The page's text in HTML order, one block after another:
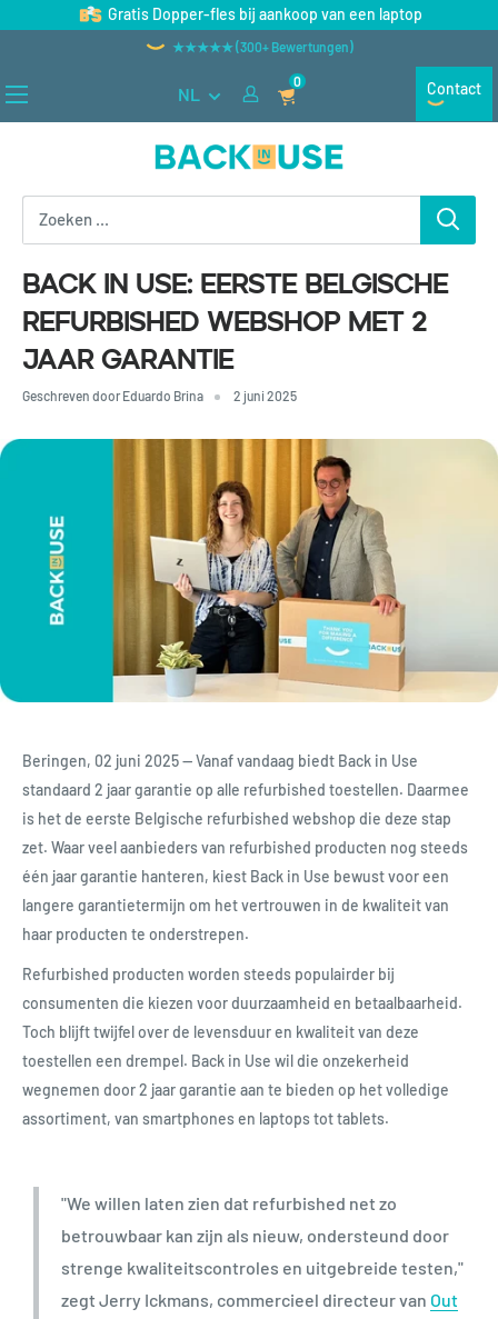
Gratis Dopper-fles bij aankoop van een laptop
★★★★★ (300+ Bewertungen)
Back
in
NL
0 Contact
Back in Use: Eerste Belgische
refurbished webshop met 2
jaar garantie
Geschreven door Eduardo Brina 2 juni 2025
Beringen, 02 juni 2025 — Vanaf vandaag biedt Back in Use
standaard 2 jaar garantie op alle refurbished toestellen. Daarmee
is het de eerste Belgische refurbished webshop die deze stap
zet. Waar veel aanbieders van refurbished producten nog steeds
één jaar garantie hanteren, kiest Back in Use bewust voor een
langere garantietermijn om het vertrouwen in de kwaliteit van
haar producten te onderstrepen.
Refurbished producten worden steeds populairder bij
consumenten die kiezen voor duurzaamheid en betaalbaarheid.
Toch blijft twijfel over de levensduur en kwaliteit van deze
toestellen een drempel. Back in Use wil die onzekerheid
wegnemen door 2 jaar garantie aan te bieden op het volledige
assortiment, van smartphones en laptops tot tablets.
"We willen laten zien dat refurbished net zo
betrouwbaar kan zijn als nieuw, ondersteund door
strenge kwaliteitscontroles en uitgebreide testen,"
zegt Jerry Ickmans, commercieel directeur van Out